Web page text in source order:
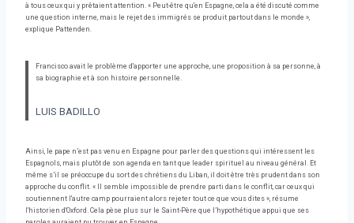
à tous ceux qui y prêtaient attention. « Peut-être qu'en Espagne, cela a été discuté comme
une question interne, mais le rejet des immigrés se produit partout dans le monde »,
explique Pattenden.
Francisco avait le problème d'apporter une approche, une proposition à sa personne, à
sa biographie et à son histoire personnelle.
LUIS BADILLO
Ainsi, le pape n’est pas venu en Espagne pour parler des questions qui intéressent les
Espagnols, mais plutôt de son agenda en tant que leader spirituel au niveau général. Et
même s’il se préoccupe du sort des chrétiens du Liban, il doit être très prudent dans son
approche du conflit. « Il semble impossible de prendre parti dans le conflit, car ceux qui
soutiennent l'autre camp pourraient alors rejeter tout ce que vous dites », résume
l'historien d'Oxford. Cela pèse plus sur le Saint-Père que l’hypothétique appui que ses